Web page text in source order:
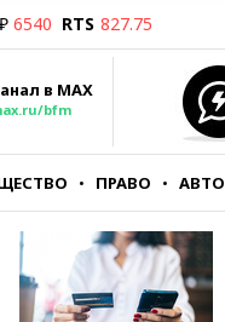
6540 RTS 827.75
в MAX
bfm
ПРАВО АВТО